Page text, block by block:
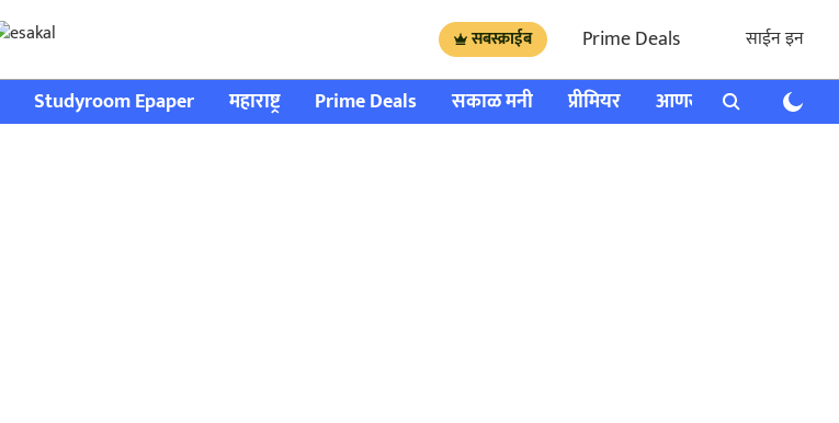
सबस्क्राईब Prime Deals साईन इन
Studyroom Epaper महाराष्ट्र Prime Deals सकाळ मनी प्रीमियर आणखी राशी भविष्य